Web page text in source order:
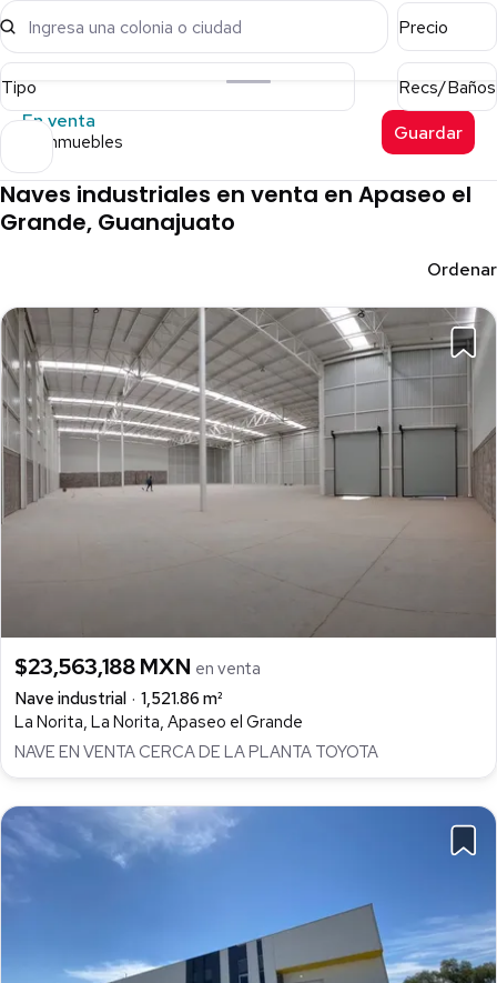
Ingresa una colonia o ciudad Precio
Tipo
Recs/Baños
En venta
23 inmuebles Guardar
Naves industriales en venta en Apaseo el
Grande, Guanajuato
Ordenar
$23,563,188 MXN en venta
Nave industrial
1,521.86 m²
La Norita, La Norita, Apaseo el Grande
NAVE EN VENTA CERCA DE LA PLANTA TOYOTA